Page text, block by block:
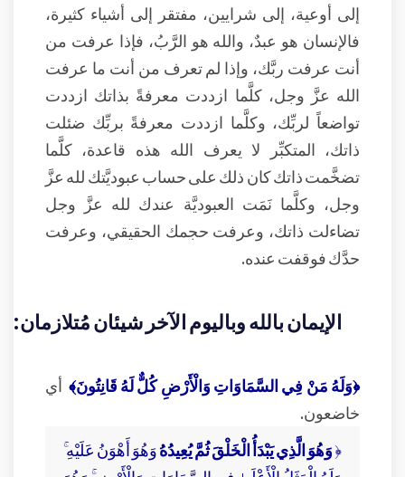
إلى أوعية، إلى شرايين، مفتقر إلى أشياء كثيرة،
فالإنسان هو عبدٌ، والله هو الرَّبُ، فإذا عرفت من
أنت عرفت ربَّك، وإذا لم تعرف من أنت ما عرفت
الله عزَّ وجل، كلَّما ازددت معرفةً بذاتك ازددت
تواضعاً لربِّك، وكلَّما ازددت معرفةً بربِّك ضئلت
ذاتك، المتكبِّر لا يعرف الله هذه قاعدة، كلَّما
تضخَّمت ذاتك كان ذلك على حساب عبوديَّتك لله عزَّ
وجل، وكلَّما نَمَت العبوديَّة عندك لله عزَّ وجل
تضاءلت ذاتك، وعرفت حجمك الحقيقي، وعرفت
حدَّك فوقفت عنده.
الإيمان بالله وباليوم الآخر شيئان مُتلازمان:
﴿وَلَهُ مَنْ فِي السَّمَاوَاتِ وَالْأَرْضِ كُلٌّ لَهُ قَانِتُونَ﴾ أي
خاضعون.
﴿وَهُوَ الَّذِي يَبْدَأُ الْخَلْقَ ثُمَّ يُعِيدُهُوَهُوَ أَهْوَنُ عَلَيْهِ ۚ